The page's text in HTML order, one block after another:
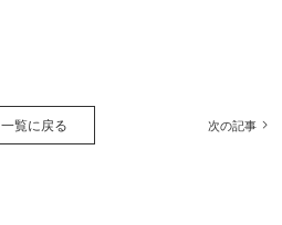
一覧に戻る 次の記事